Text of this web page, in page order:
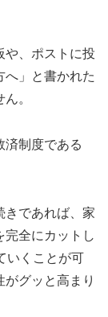
や、ポストに投
へ」と書かれた
。
済制度である
きであれば、家
完全にカットし
いくことが可
グッと高まり